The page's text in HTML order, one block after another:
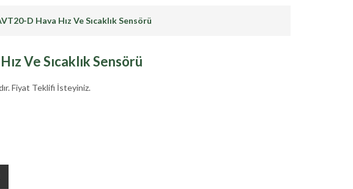
D Hava Hız Ve Sıcaklık Sensörü
Ve Sıcaklık Sensörü
Fiyat Teklifi İsteyiniz.